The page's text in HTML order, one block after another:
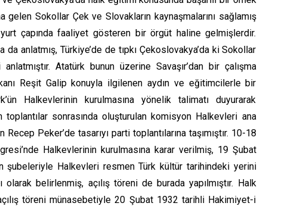
gelen Sokollar Çek ve Slovakların kaynaşmalarını sağlamış
çapında faaliyet gösteren bir örgüt haline gelmişlerdir.
anlatmış, Türkiye’de de tıpkı Çekoslovakya’da ki Sokollar
Atatürk bunun üzerine Savaşır’dan bir çalışma
Reşit Galip konuyla ilgilenen aydın ve eğitimcilerle bir
Halkevlerinin kurulmasına yönelik talimatı duyurarak
toplantılar sonrasında oluşturulan komisyon Halkevleri ana
Peker’de tasarıyı parti toplantılarına taşımıştır. 10-18
Halkevlerinin kurulmasına karar verilmiş, 19 Şubat
Halkevleri resmen Türk kültür tarihindeki yerini
olarak belirlenmiş, açılış töreni de burada yapılmıştır. Halk
töreni münasebetiyle 20 Şubat 1932 tarihli Hakimiyet-i